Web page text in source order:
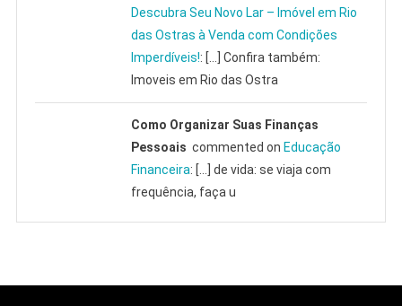
Descubra Seu Novo Lar – Imóvel em Rio
das Ostras à Venda com Condições
Imperdíveis!: […] Confira também:
Imoveis em Rio das Ostra
Como Organizar Suas Finanças
Pessoais commented on Educação
Financeira: […] de vida: se viaja com
frequência, faça u